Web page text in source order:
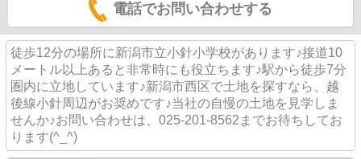
電話でお問い合わせする
徒歩12分の場所に新潟市立小針小学校があります♪接道10
メートル以上あると非常時にも役立ちます♪駅から徒歩7分
圏内に立地しています♪新潟市西区で土地を探すなら、越
後線小針周辺がお奨めです♪当社の自慢の土地を見学しま
せんか♪お問い合わせは、025-201-8562までお待ちしてお
ります(^_^)